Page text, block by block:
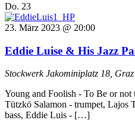
Do. 23
23. März 2023 @ 20:00
Eddie Luise & His Jazz
StockwerkJakominiplatz 18, Graz
Young and Foolish - To Be or
Tützkö Salamon - trumpet, Lajos
bass, Eddie Luis - […]